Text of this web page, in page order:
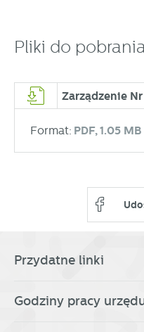
Pliki do
Zarządzenie
Format: PDF,1.05 MB
Przydatne linki
Godziny pracy
społecznościowych.